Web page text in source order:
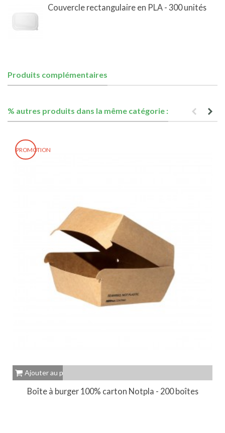
Couvercle rectangulaire en PLA - 300 unités
Produits complémentaires
% autres produits dans la même catégorie :
PROMOTION
Ajouter au panier
Boîte à burger 100% carton Notpla - 200 boîtes